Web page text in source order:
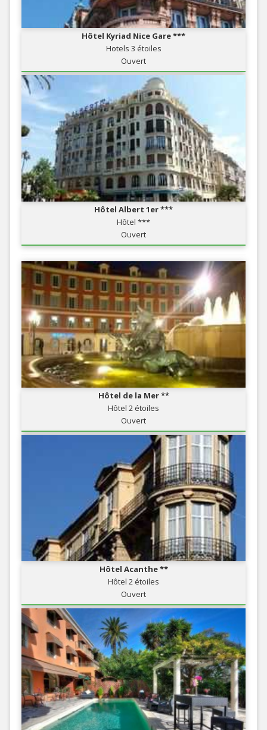
Hôtel Kyriad Nice Gare ***
Hotels 3 étoiles
Ouvert
Hôtel Albert 1er ***
Hôtel ***
Ouvert
Hôtel de la Mer **
Hôtel 2 étoiles
Ouvert
Hôtel Acanthe **
Hôtel 2 étoiles
Ouvert